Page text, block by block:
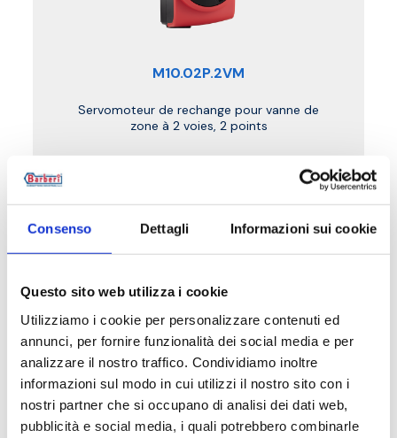
Consenso Dettagli Informazioni sui cookie
Questo sito web utilizza i cookie
Utilizziamo i cookie per personalizzare contenuti ed
annunci, per fornire funzionalità dei social media e per
analizzare il nostro traffico. Condividiamo inoltre
informazioni sul modo in cui utilizzi il nostro sito con i
nostri partner che si occupano di analisi dei dati web,
pubblicità e social media, i quali potrebbero combinarle
M10.02P.2VM
Servomoteur de rechange pour vanne de
zone à 2 voies, 2 points
Absorption: 6 VA.
Capacité contacts micro auxiliaire: 1 SPST,
6(1) A-230 V